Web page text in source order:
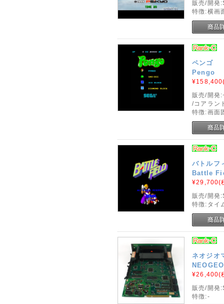
販売/開発
特徴:横画
ペンゴ
Pengo
¥158,400
販売/開発:
/コアラン
特徴:画面
バトルフ
Battle
¥29,700(
販売/開発
特徴:タイ
ネオジ
¥26,400(
販売/開発
特徴:-